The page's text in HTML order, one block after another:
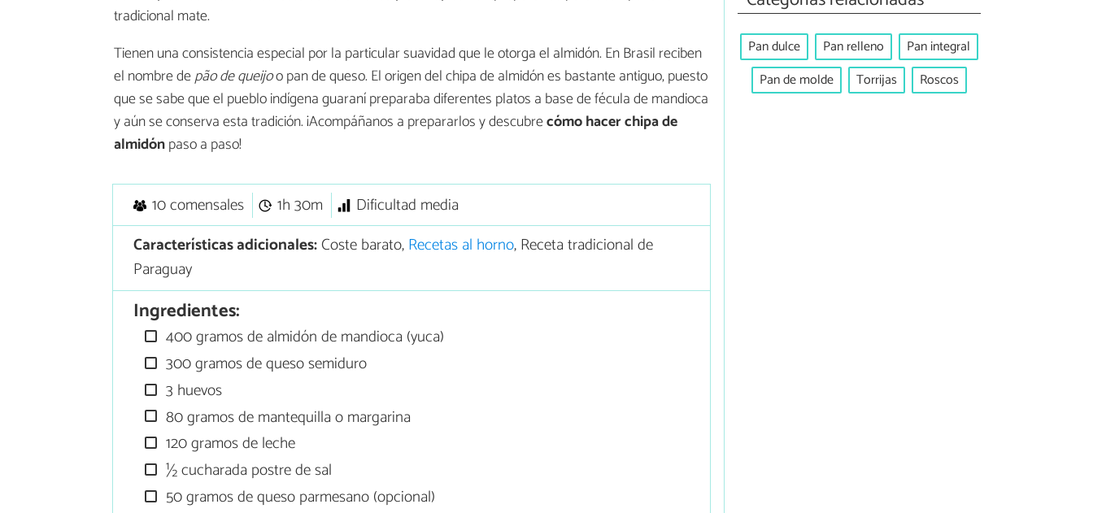
tradicional mate.
Tienen una consistencia especial por la particular suavidad que le otorga el almidón. En Brasil reciben
el nombre depão de queijoo pan de queso. El origen del chipa de almidón es bastante antiguo, puesto
que se sabe que el pueblo indígena guaraní preparaba diferentes platos a base de fécula de mandioca
y aún se conserva esta tradición. ¡Acompáñanos a prepararlos y descubrecómo hacer chipa de
almidónpaso a paso!
10 comensales 1h 30m
Dificultad media
Características adicionales:Coste barato,Recetas al horno, Receta tradicional de
Paraguay
Ingredientes:
400 gramos de almidón de mandioca (yuca)
300 gramos de queso semiduro
3 huevos
80 gramos de mantequilla o margarina
120 gramos de leche
½ cucharada postre de sal
50 gramos de queso parmesano (opcional)
Pan dulce Pan relleno
Pan integral
Pan de molde
Torrijas Roscos